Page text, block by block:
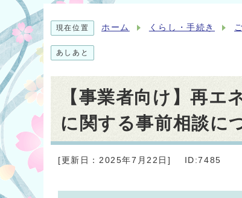
現在位置 ホーム くらし・手続き
あしあと
【事業者向け】再
に関する事前相談に
[更新日：2025年7月22日] ID:7485